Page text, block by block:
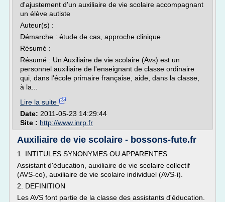
d'ajustement d'un auxiliaire de vie scolaire accompagnant
un élève autiste
Auteur(s) :
Démarche : étude de cas, approche clinique
Résumé :
Résumé : Un Auxiliaire de vie scolaire (Avs) est un
personnel auxiliaire de l'enseignant de classe ordinaire
qui, dans l'école primaire française, aide, dans la classe,
à la...
Lire la suite
Date: 2011-05-23 14:29:44
Site : http://www.inrp.fr
Auxiliaire de vie scolaire - bossons-fute.fr
1. INTITULES SYNONYMES OU APPARENTES
Assistant d'éducation, auxiliaire de vie scolaire collectif
(AVS-co), auxiliaire de vie scolaire individuel (AVS-i).
2. DEFINITION
Les AVS font partie de la classe des assistants d'éducation.